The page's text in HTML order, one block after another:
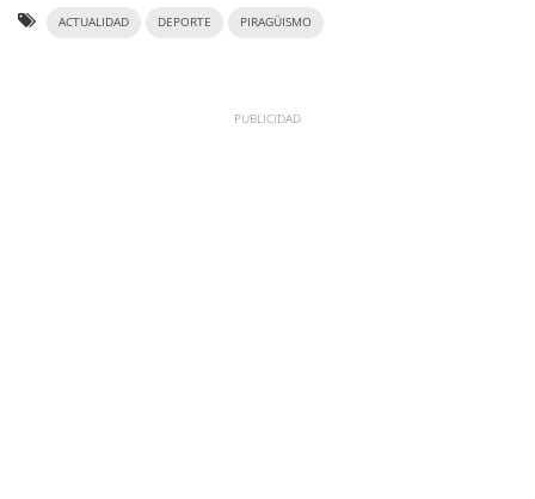
ACTUALIDAD DEPORTE PIRAGÜISMO